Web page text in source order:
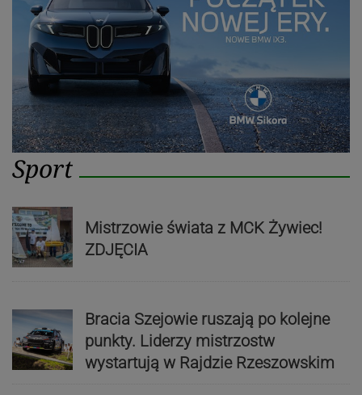
Sport
Mistrzowie świata z MCK Żywiec!
ZDJĘCIA
Bracia Szejowie ruszają po kolejne
punkty. Liderzy mistrzostw
wystartują w Rajdzie Rzeszowskim